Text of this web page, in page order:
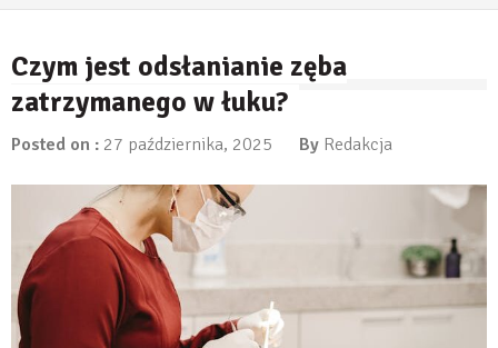
Czym jest odsłanianie zęba
zatrzymanego w łuku?
Posted on : 27 października, 2025 By Redakcja